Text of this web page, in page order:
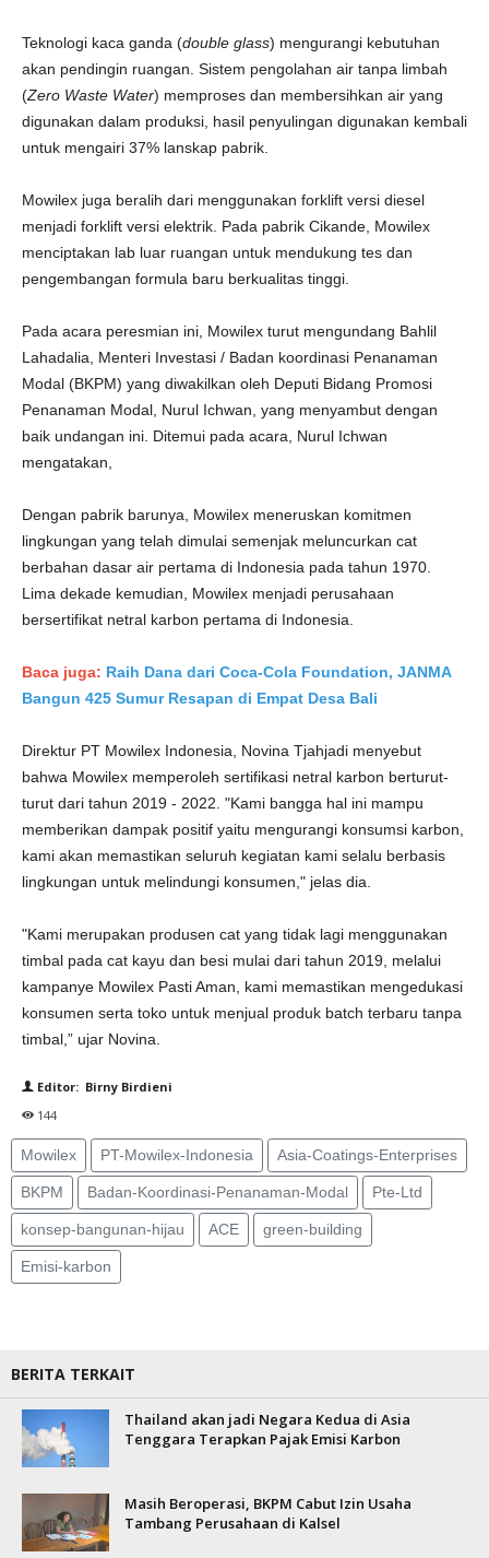
Teknologi kaca ganda (double glass) mengurangi kebutuhan
akan pendingin ruangan. Sistem pengolahan air tanpa limbah
(Zero Waste Water) memproses dan membersihkan air yang
digunakan dalam produksi, hasil penyulingan digunakan kembali
untuk mengairi 37% lanskap pabrik.
Mowilex juga beralih dari menggunakan forklift versi diesel
menjadi forklift versi elektrik. Pada pabrik Cikande, Mowilex
menciptakan lab luar ruangan untuk mendukung tes dan
pengembangan formula baru berkualitas tinggi.
Pada acara peresmian ini, Mowilex turut mengundang Bahlil
Lahadalia, Menteri Investasi / Badan koordinasi Penanaman
Modal (BKPM) yang diwakilkan oleh Deputi Bidang Promosi
Penanaman Modal, Nurul Ichwan, yang menyambut dengan
baik undangan ini. Ditemui pada acara, Nurul Ichwan
mengatakan,
Dengan pabrik barunya, Mowilex meneruskan komitmen
lingkungan yang telah dimulai semenjak meluncurkan cat
berbahan dasar air pertama di Indonesia pada tahun 1970.
Lima dekade kemudian, Mowilex menjadi perusahaan
bersertifikat netral karbon pertama di Indonesia.
Baca juga: Raih Dana dari Coca-Cola Foundation, JANMA
Bangun 425 Sumur Resapan di Empat Desa Bali
Direktur PT Mowilex Indonesia, Novina Tjahjadi menyebut
bahwa Mowilex memperoleh sertifikasi netral karbon berturut-
turut dari tahun 2019 - 2022. "Kami bangga hal ini mampu
memberikan dampak positif yaitu mengurangi konsumsi karbon,
kami akan memastikan seluruh kegiatan kami selalu berbasis
lingkungan untuk melindungi konsumen," jelas dia.
"Kami merupakan produsen cat yang tidak lagi menggunakan
timbal pada cat kayu dan besi mulai dari tahun 2019, melalui
kampanye Mowilex Pasti Aman, kami memastikan mengedukasi
konsumen serta toko untuk menjual produk batch terbaru tanpa
timbal,” ujar Novina.
Editor: Birny Birdieni
144
Mowilex PT-Mowilex-Indonesia Asia-Coatings-Enterprises
BKPM Badan-Koordinasi-Penanaman-Modal Pte-Ltd
konsep-bangunan-hijau ACE green-building
Emisi-karbon
BERITA TERKAIT
Thailand akan jadi Negara Kedua di Asia
Tenggara Terapkan Pajak Emisi Karbon
Masih Beroperasi, BKPM Cabut Izin Usaha
Tambang Perusahaan di Kalsel